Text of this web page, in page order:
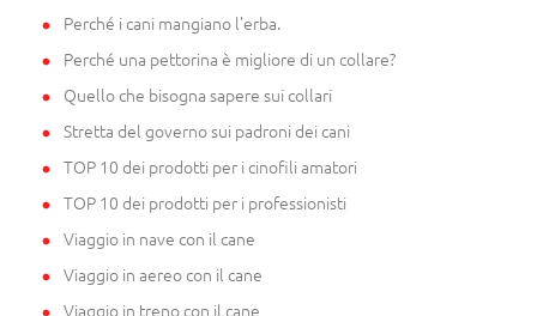
Perché i cani mangiano l'erba.
Perché una pettorina è migliore di un collare?
Quello che bisogna sapere sui collari
Stretta del governo sui padroni dei cani
TOP 10 dei prodotti per i cinofili amatori
TOP 10 dei prodotti per i professionisti
Viaggio in nave con il cane
Viaggio in aereo con il cane
Viaggio in treno con il cane